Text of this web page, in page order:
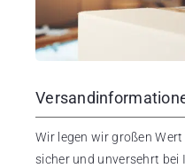
Wir legen wir großen
sicher und unversehrt bei